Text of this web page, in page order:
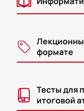
формате
Тесты для
итоговой